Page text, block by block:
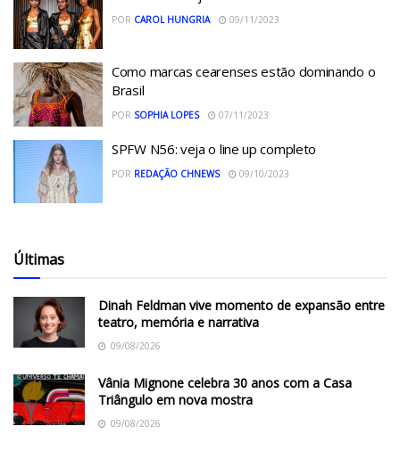
POR CAROL HUNGRIA 09/11/2023
Como marcas cearenses estão dominando o
Brasil
POR SOPHIA LOPES 07/11/2023
SPFW N56: veja o line up completo
POR REDAÇÃO CHNEWS 09/10/2023
Últimas
Dinah Feldman vive momento de expansão entre
teatro, memória e narrativa
09/08/2026
Vânia Mignone celebra 30 anos com a Casa
Triângulo em nova mostra
09/08/2026